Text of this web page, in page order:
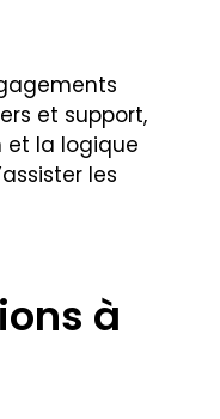
et support,
et la logique
les
à